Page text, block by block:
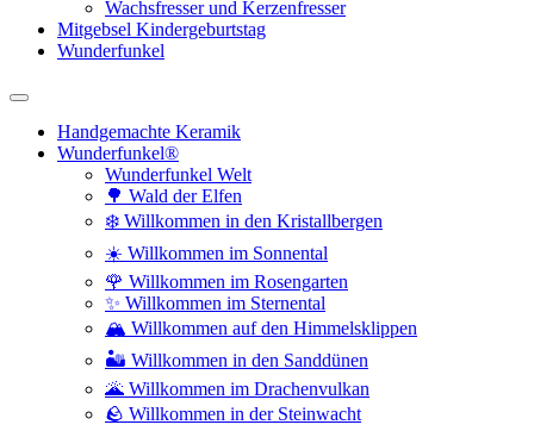
Wachsfresser und Kerzenfresser
Mitgebsel Kindergeburtstag
Wunderfunkel
Handgemachte Keramik
Wunderfunkel®
Wunderfunkel Welt
🌳 Wald der Elfen
❄️ Willkommen in den Kristallbergen
☀️ Willkommen im Sonnental
🌹 Willkommen im Rosengarten
✨ Willkommen im Sternental
🏔️ Willkommen auf den Himmelsklippen
🏜️ Willkommen in den Sanddünen
🌋 Willkommen im Drachenvulkan
🪨 Willkommen in der Steinwacht